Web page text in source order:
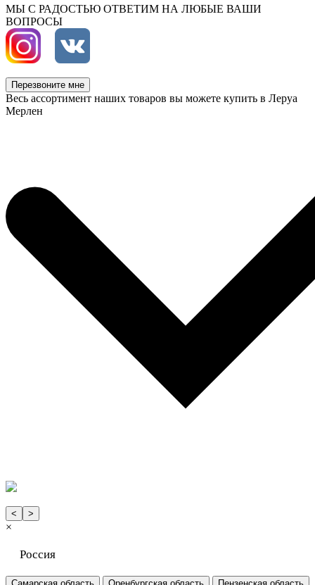
МЫ С РАДОСТЬЮ ОТВЕТИМ НА ЛЮБЫЕ ВАШИ
ВОПРОСЫ
Перезвоните мне
Весь ассортимент наших товаров вы можете купить в Леруа
Мерлен
< >
×
Россия